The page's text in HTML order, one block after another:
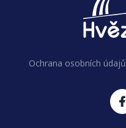
Ochrana osobních údajů